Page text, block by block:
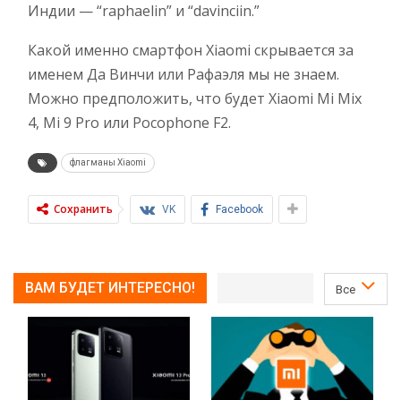
Индии — “raphaelin” и “davinciin.”
Какой именно смартфон Xiaomi скрывается за
именем Да Винчи или Рафаэля мы не знаем.
Можно предположить, что будет Xiaomi Mi Mix
4, Mi 9 Pro или Pocophone F2.
флагманы Xiaomi
Сохранить VK Facebook
Все
ВАМ БУДЕТ ИНТЕРЕСНО!